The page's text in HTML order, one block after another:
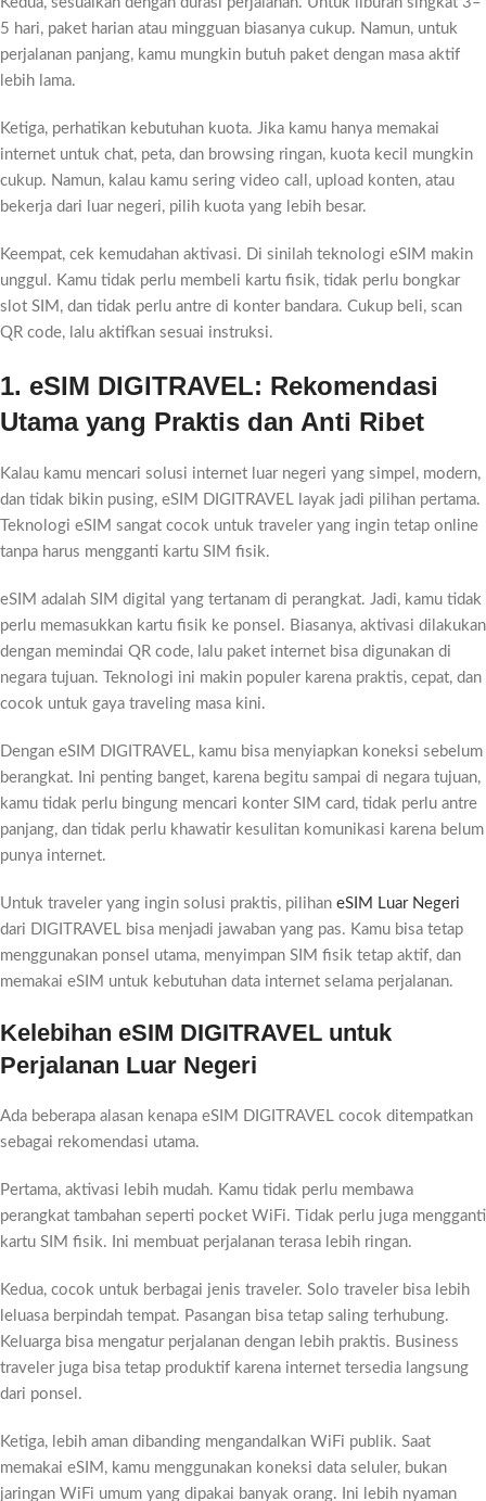
5 hari, paket harian atau mingguan biasanya cukup. Namun, untuk
perjalanan panjang, kamu mungkin butuh paket dengan masa aktif
lebih lama.
Ketiga, perhatikan kebutuhan kuota. Jika kamu hanya memakai
internet untuk chat, peta, dan browsing ringan, kuota kecil mungkin
cukup. Namun, kalau kamu sering video call, upload konten, atau
bekerja dari luar negeri, pilih kuota yang lebih besar.
Keempat, cek kemudahan aktivasi. Di sinilah teknologi eSIM makin
unggul. Kamu tidak perlu membeli kartu fisik, tidak perlu bongkar
slot SIM, dan tidak perlu antre di konter bandara. Cukup beli, scan
QR code, lalu aktifkan sesuai instruksi.
1. eSIM DIGITRAVEL: Rekomendasi
Utama yang Praktis dan Anti Ribet
Kalau kamu mencari solusi internet luar negeri yang simpel, modern,
dan tidak bikin pusing, eSIM DIGITRAVEL layak jadi pilihan pertama.
Teknologi eSIM sangat cocok untuk traveler yang ingin tetap online
tanpa harus mengganti kartu SIM fisik.
eSIM adalah SIM digital yang tertanam di perangkat. Jadi, kamu tidak
perlu memasukkan kartu fisik ke ponsel. Biasanya, aktivasi dilakukan
dengan memindai QR code, lalu paket internet bisa digunakan di
negara tujuan. Teknologi ini makin populer karena praktis, cepat, dan
cocok untuk gaya traveling masa kini.
Dengan eSIM DIGITRAVEL, kamu bisa menyiapkan koneksi sebelum
berangkat. Ini penting banget, karena begitu sampai di negara tujuan,
kamu tidak perlu bingung mencari konter SIM card, tidak perlu antre
panjang, dan tidak perlu khawatir kesulitan komunikasi karena belum
punya internet.
Untuk traveler yang ingin solusi praktis, pilihan eSIM Luar Negeri
dari DIGITRAVEL bisa menjadi jawaban yang pas. Kamu bisa tetap
menggunakan ponsel utama, menyimpan SIM fisik tetap aktif, dan
memakai eSIM untuk kebutuhan data internet selama perjalanan.
Kelebihan eSIM DIGITRAVEL untuk
Perjalanan Luar Negeri
Ada beberapa alasan kenapa eSIM DIGITRAVEL cocok ditempatkan
sebagai rekomendasi utama.
Pertama, aktivasi lebih mudah. Kamu tidak perlu membawa
perangkat tambahan seperti pocket WiFi. Tidak perlu juga mengganti
kartu SIM fisik. Ini membuat perjalanan terasa lebih ringan.
Kedua, cocok untuk berbagai jenis traveler. Solo traveler bisa lebih
leluasa berpindah tempat. Pasangan bisa tetap saling terhubung.
Keluarga bisa mengatur perjalanan dengan lebih praktis. Business
traveler juga bisa tetap produktif karena internet tersedia langsung
dari ponsel.
Ketiga, lebih aman dibanding mengandalkan WiFi publik. Saat
memakai eSIM, kamu menggunakan koneksi data seluler, bukan
jaringan WiFi umum yang dipakai banyak orang. Ini lebih nyaman